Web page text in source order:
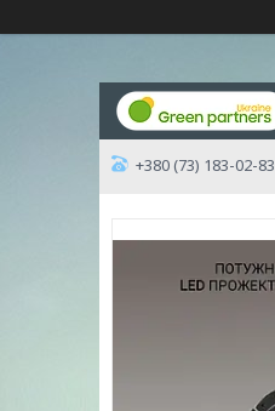
+380 (73) 183-02-83